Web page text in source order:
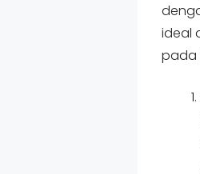
ideal
pada